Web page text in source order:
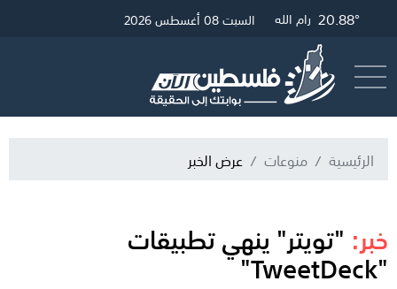
25.98° غزة 21.12° القدس 20.88° رام الله السبت 08 أغسطس 2026
الرئيسية منوعات عرض الخبر
خبر: "تويتر" ينهي تطبيقات
"TweetDeck"